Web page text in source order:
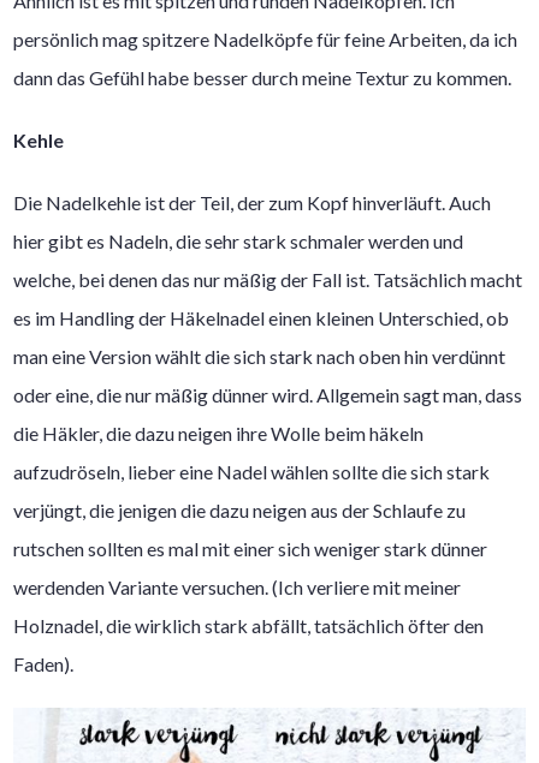
persönlich mag spitzere Nadelköpfe für feine Arbeiten, da ich
dann das Gefühl habe besser durch meine Textur zu kommen.
Kehle
Die Nadelkehle ist der Teil, der zum Kopf hinverläuft. Auch
hier gibt es Nadeln, die sehr stark schmaler werden und
welche, bei denen das nur mäßig der Fall ist. Tatsächlich macht
es im Handling der Häkelnadel einen kleinen Unterschied, ob
man eine Version wählt die sich stark nach oben hin verdünnt
oder eine, die nur mäßig dünner wird. Allgemein sagt man, dass
die Häkler, die dazu neigen ihre Wolle beim häkeln
aufzudröseln, lieber eine Nadel wählen sollte die sich stark
verjüngt, die jenigen die dazu neigen aus der Schlaufe zu
rutschen sollten es mal mit einer sich weniger stark dünner
werdenden Variante versuchen. (Ich verliere mit meiner
Holznadel, die wirklich stark abfällt, tatsächlich öfter den
Faden).